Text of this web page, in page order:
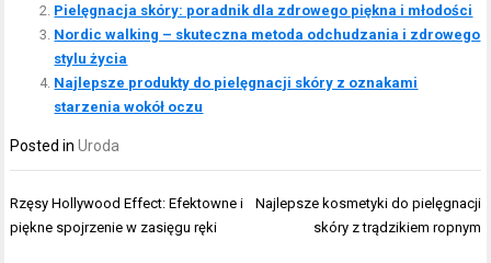
Pielęgnacja skóry: poradnik dla zdrowego piękna i młodości
Nordic walking – skuteczna metoda odchudzania i zdrowego
stylu życia
Najlepsze produkty do pielęgnacji skóry z oznakami
starzenia wokół oczu
Posted inUroda
Nawigacja
wpisu
Rzęsy Hollywood Effect: Efektowne i
piękne spojrzenie w zasięgu ręki
Najlepsze kosmetyki do pielęgnacji
skóry z trądzikiem ropnym